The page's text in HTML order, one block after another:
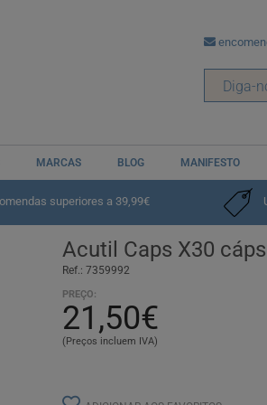
MARCAS BLOG MANIFESTO
superiores a 39,99€
Físico e Psicológico
Acutil Caps X30
Ref.: 7359992
PREÇO:
21,50€
(Preços incluem IVA)